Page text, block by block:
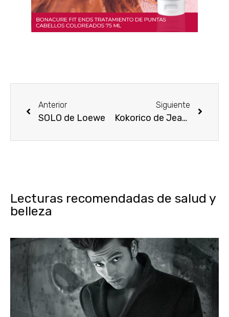
Anterior
SOLO de Loewe
Siguiente
Kokorico de Jean Paul Gaultier
Lecturas recomendadas de salud y
belleza